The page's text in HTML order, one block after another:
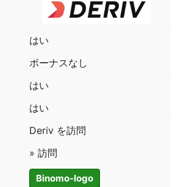
はい
ボーナスなし
はい
はい
Deriv を訪問
» 訪問
Binomo-logo